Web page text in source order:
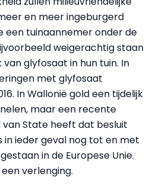
en meer ingeburgerd
een tuinaannemer onder de
weigerachtig staan
glyfosaat in hun tuin. In
met glyfosaat
In Wallonië gold een tijdelijk
maar een recente
van State heeft dat besluit
in ieder geval nog tot en met
in de Europese Unie.
verlenging.